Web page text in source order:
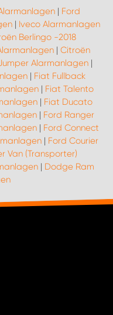
| Ford
| Iveco Alarmanlagen
Berlingo -2018
| Citroën
Alarmanlagen|
| Fiat Fullback
| Fiat Talento
| Fiat Ducato
| Ford Ranger
| Ford Connect
| Ford Courier
Van (Transporter)
| Dodge Ram